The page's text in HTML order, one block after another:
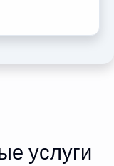
услуги